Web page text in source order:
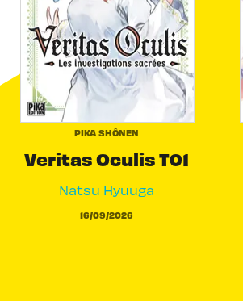
PIKA SHÔNEN
Veritas Oculis T01
Natsu Hyuuga
16/09/2026